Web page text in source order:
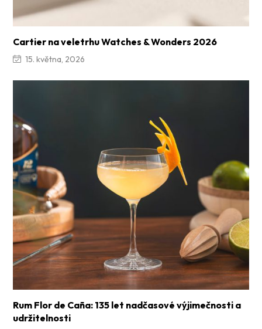
Cartier na veletrhu Watches & Wonders 2026
15. května, 2026
Rum Flor de Caña: 135 let nadčasové výjimečnosti a
udržitelnosti